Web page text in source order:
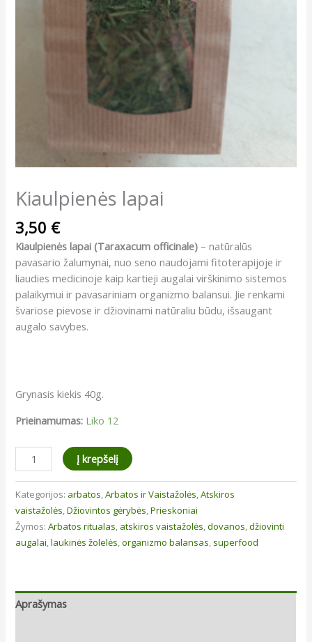
Kiaulpienės lapai
3,50 €
Kiaulpienės lapai (Taraxacum officinale) – natūralūs
pavasario žalumynai, nuo seno naudojami fitoterapijoje ir
liaudies medicinoje kaip kartieji augalai virškinimo sistemos
palaikymui ir pavasariniam organizmo balansui. Jie renkami
švariose pievose ir džiovinami natūraliu būdu, išsaugant
augalo savybes.
Grynasis kiekis 40g.
Prieinamumas: Liko 12
produkto
kiekis:
Kiaulpienės
lapai
Į krepšelį
Kategorijos: arbatos,Arbatos ir Vaistažolės,Atskiros
vaistažolės,Džiovintos gėrybės,Prieskoniai
Žymos:Arbatos ritualas, atskiros vaistažolės,dovanos,džiovinti
augalai,laukinės žolelės,organizmo balansas, superfood
Aprašymas